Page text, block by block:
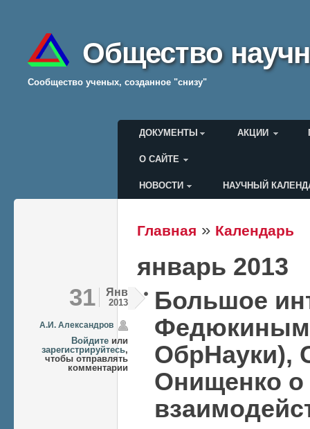
Общество
Cообщество ученых, созданное "снизу"
Главное меню
ДОКУМЕНТЫ АКЦИИ
О САЙТЕ
Меню пользователя
НОВОСТИ НАУЧНЫЙ
Вы здесь
Главная » Календарь
январь 2013
31 Янв
2013
А.И. Александров
Войдите или
зарегистрируйтесь,
чтобы отправлять
комментарии
Большое
Федюкиным
ОбрНауки),
Онищенко о